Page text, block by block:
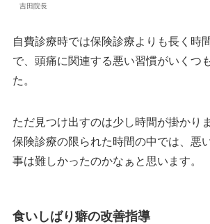
吉田院長
自費診療時では保険診療よりも長く時
で、頭痛に関連する悪い習慣がいくつ
た。
ただ見つけ出すのは少し時間が掛かり
保険診療の限られた時間の中では、悪
事は難しかったのかなぁと思います。
食いしばり癖の改善指導